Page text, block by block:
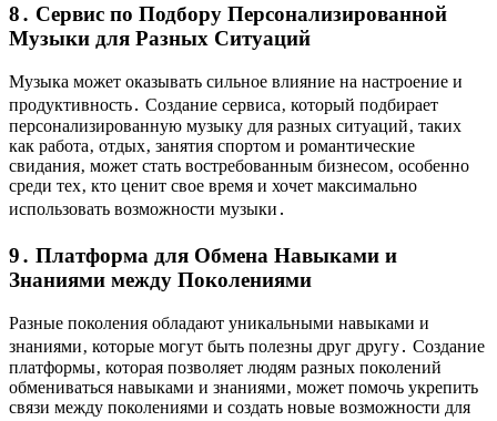
8․ Сервис по Подбору Персонализированной
Музыки для Разных Ситуаций
Музыка может оказывать сильное влияние на настроение и
продуктивность․ Создание сервиса‚ который подбирает
персонализированную музыку для разных ситуаций‚ таких
как работа‚ отдых‚ занятия спортом и романтические
свидания‚ может стать востребованным бизнесом‚ особенно
среди тех‚ кто ценит свое время и хочет максимально
использовать возможности музыки․
9․ Платформа для Обмена Навыками и
Знаниями между Поколениями
Разные поколения обладают уникальными навыками и
знаниями‚ которые могут быть полезны друг другу․ Создание
платформы‚ которая позволяет людям разных поколений
обмениваться навыками и знаниями‚ может помочь укрепить
связи между поколениями и создать новые возможности для